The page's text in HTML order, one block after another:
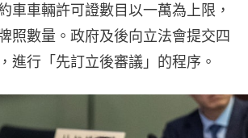
車車輛許可證數目以一萬為上限，
照數量。政府及後向立法會提交四
進行「先訂立後審議」的程序。